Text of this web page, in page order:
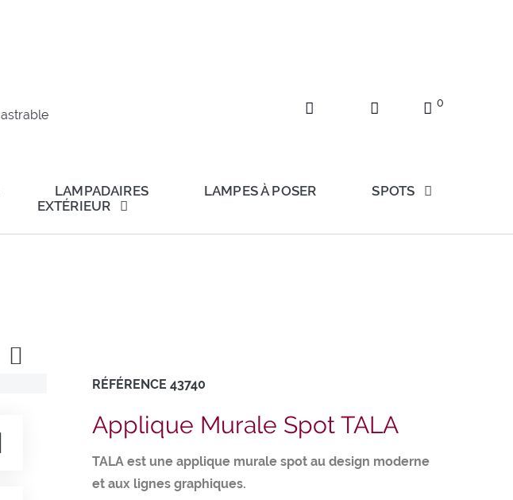
0
LAMPADAIRES LAMPES À POSER
SPOTS
EXTÉRIEUR
RÉFÉRENCE 43740
Applique Murale Spot TALA
TALA est une applique murale spot au design moderne
et aux lignes graphiques.